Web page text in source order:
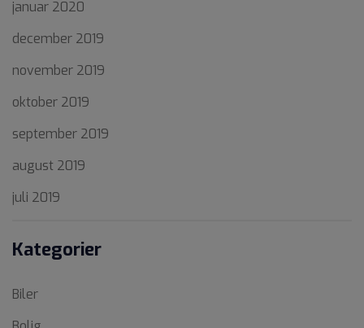
januar 2020
december 2019
november 2019
oktober 2019
september 2019
august 2019
juli 2019
Kategorier
Biler